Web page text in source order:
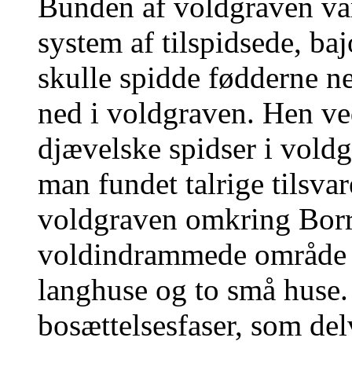
Bunden af voldgraven
system af tilspidsede,
skulle spidde fødderne
ned i voldgraven. Hen
djævelske spidser i
man fundet talrige
voldgraven omkring
voldindrammede
langhuse og to små
bosættelsesfaser, som